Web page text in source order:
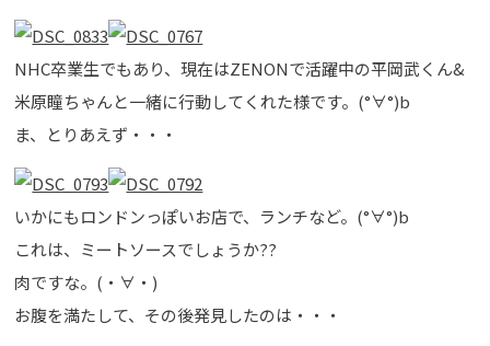
NHC卒業生でもあり、現在はZENONで活躍中の平岡武くん&
米原瞳ちゃんと一緒に行動してくれた様です。(°∀°)b
ま、とりあえず・・・
いかにもロンドンっぽいお店で、ランチなど。(°∀°)b
これは、ミートソースでしょうか??
肉ですな。(・∀・)
お腹を満たして、その後発見したのは・・・